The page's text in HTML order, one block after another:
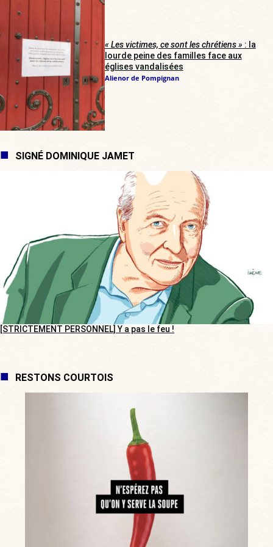
« Les victimes, ce sont les chrétiens » : la
lourde peine des familles face aux
églises vandalisées
Alienor de Pompignan
SIGNÉ DOMINIQUE JAMET
[STRICTEMENT PERSONNEL] Y a pas le feu !
RESTONS COURTOIS